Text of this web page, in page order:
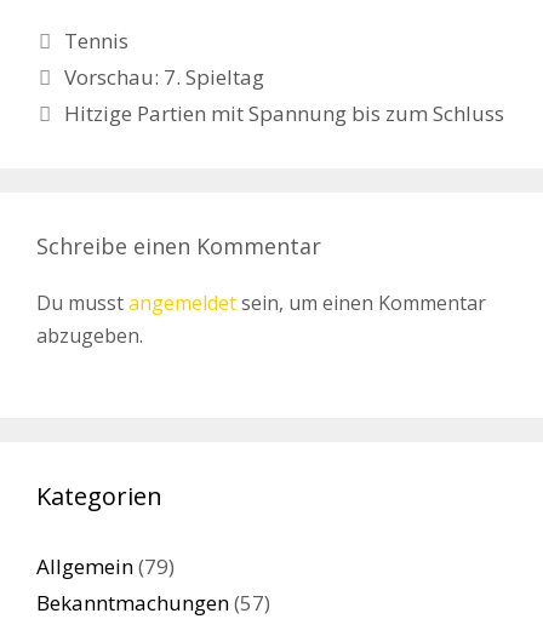
Kategorien
Tennis
Vorschau: 7. Spieltag
Hitzige Partien mit Spannung bis zum Schluss
Schreibe einen Kommentar
Du musstangemeldetsein, um einen Kommentar
abzugeben.
Kategorien
Allgemein(79)
Bekanntmachungen(57)